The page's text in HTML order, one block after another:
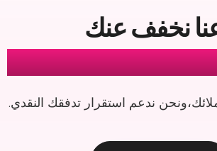
نخفف عنك
المالي
ونحن ندعم استقرار تدفقك النقدي.